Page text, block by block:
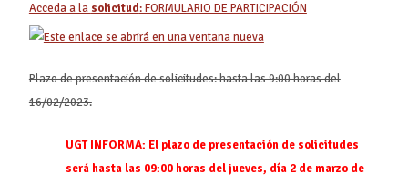
Acceda a la solicitud: FORMULARIO DE PARTICIPACIÓN
Plazo de presentación de solicitudes: hasta las 9:00 horas del
16/02/2023.
UGT INFORMA: El plazo de presentación de solicitudes
será hasta las 09:00 horas del jueves, día 2 de marzo de